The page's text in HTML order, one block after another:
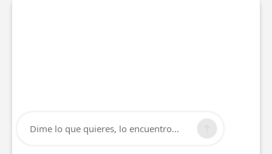
Dime lo que quieres, lo encuentro...